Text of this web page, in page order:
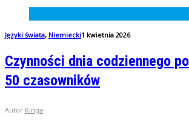
Języki świata, Niemiecki1 kwietnia 2026
Czynności dnia codziennego
50 czasowników
Autor Kinga